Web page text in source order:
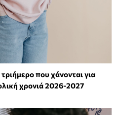
που χάνονται για
χρονιά 2026-2027